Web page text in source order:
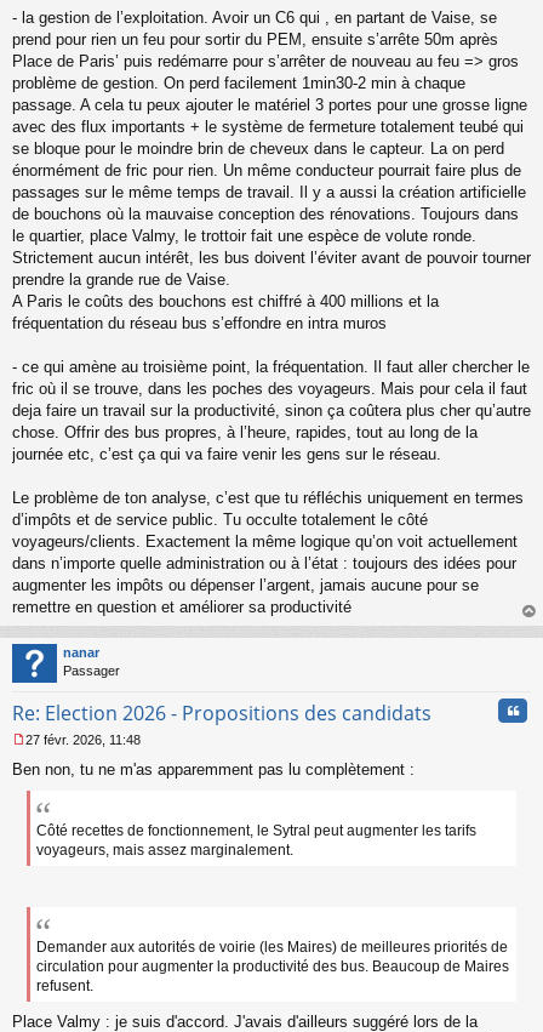
o
n
u
- la gestion de l’exploitation. Avoir un C6 qui , en partant de Vaise, se
prend pour rien un feu pour sortir du PEM, ensuite s’arrête 50m après
Place de Paris’ puis redémarre pour s’arrêter de nouveau au feu => gros
problème de gestion. On perd facilement 1min30-2 min à chaque
passage. A cela tu peux ajouter le matériel 3 portes pour une grosse ligne
avec des flux importants + le système de fermeture totalement teubé qui
se bloque pour le moindre brin de cheveux dans le capteur. La on perd
énormément de fric pour rien. Un même conducteur pourrait faire plus de
passages sur le même temps de travail. Il y a aussi la création artificielle
de bouchons où la mauvaise conception des rénovations. Toujours dans
le quartier, place Valmy, le trottoir fait une espèce de volute ronde.
Strictement aucun intérêt, les bus doivent l’éviter avant de pouvoir tourner
prendre la grande rue de Vaise.
A Paris le coûts des bouchons est chiffré à 400 millions et la
fréquentation du réseau bus s’effondre en intra muros
- ce qui amène au troisième point, la fréquentation. Il faut aller chercher le
fric où il se trouve, dans les poches des voyageurs. Mais pour cela il faut
deja faire un travail sur la productivité, sinon ça coûtera plus cher qu’autre
chose. Offrir des bus propres, à l’heure, rapides, tout au long de la
journée etc, c’est ça qui va faire venir les gens sur le réseau.
Le problème de ton analyse, c’est que tu réfléchis uniquement en termes
d’impôts et de service public. Tu occulte totalement le côté
voyageurs/clients. Exactement la même logique qu’on voit actuellement
dans n’importe quelle administration ou à l’état : toujours des idées pour
augmenter les impôts ou dépenser l’argent, jamais aucune pour se
remettre en question et améliorer sa productivité
au
nanar
Passager
Re: Election 2026 - Propositions des candidats
e
s
27 févr. 2026, 11:48
Ben non, tu ne m'as apparemment pas lu complètement :
Côté recettes de fonctionnement, le Sytral peut augmenter les tarifs
voyageurs, mais assez marginalement.
Demander aux autorités de voirie (les Maires) de meilleures priorités de
circulation pour augmenter la productivité des bus. Beaucoup de Maires
refusent.
Place Valmy : je suis d'accord. J'avais d'ailleurs suggéré lors de la